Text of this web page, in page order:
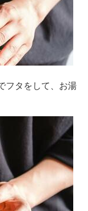
フタをして、お湯